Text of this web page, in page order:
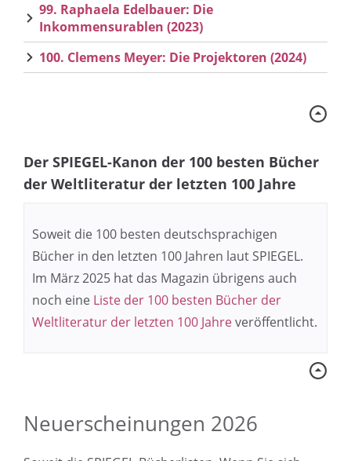
99. Raphaela Edelbauer: Die
Inkommensurablen (2023)
100. Clemens Meyer: Die Projektoren (2024)
Der SPIEGEL-Kanon der 100 besten Bücher
der Weltliteratur der letzten 100 Jahre
Soweit die 100 besten deutschsprachigen
Bücher in den letzten 100 Jahren laut SPIEGEL.
Im März 2025 hat das Magazin übrigens auch
noch eine Liste der 100 besten Bücher der
Weltliteratur der letzten 100 Jahreveröffentlicht.
Neuerscheinungen 2026